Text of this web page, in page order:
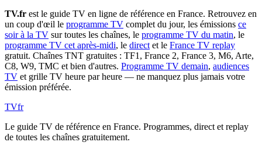
TV.fr est le guide TV en ligne de référence en France. Retrouvez en
un coup d'œil le programme TV complet du jour, les émissions ce
soir à la TV sur toutes les chaînes, le programme TV du matin, le
programme TV cet après-midi, le direct et le France TV replay
gratuit. Chaînes TNT gratuites : TF1, France 2, France 3, M6, Arte,
C8, W9, TMC et bien d'autres. Programme TV demain, audiences
TV et grille TV heure par heure — ne manquez plus jamais votre
émission préférée.
TVfr
Le guide TV de référence en France. Programmes, direct et replay
de toutes les chaînes gratuitement.